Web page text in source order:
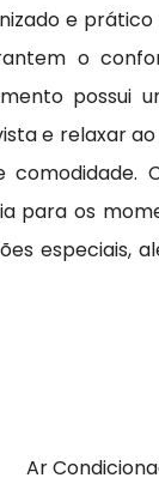
e prático
o
possui
e relaxar
para os
especiais,
Ar